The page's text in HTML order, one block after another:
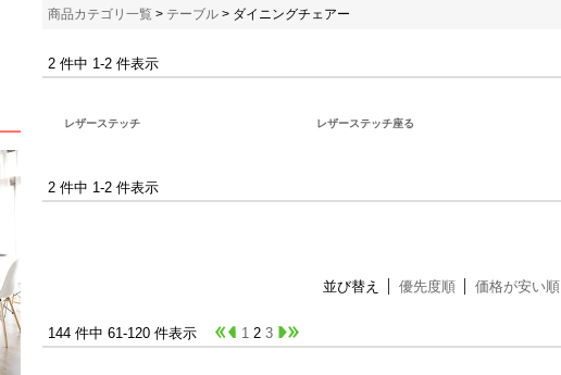
商品カテゴリ一覧 > テーブル > ダイニングチェアー
2 件中 1-2 件表示
レザーステッチ レザーステッチ座る
2 件中 1-2 件表示
並び替え 優先度順 価格が安い順
144 件中 61-120 件表示 1 2 3